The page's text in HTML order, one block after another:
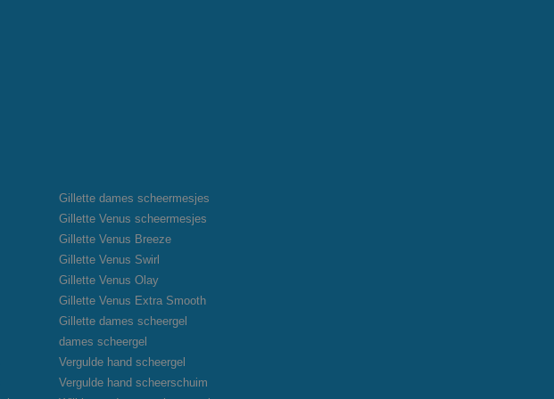
Gillette dames scheermesjes
Gillette Venus scheermesjes
Gillette Venus Breeze
Gillette Venus Swirl
Gillette Venus Olay
Gillette Venus Extra Smooth
Gillette dames scheergel
dames scheergel
Vergulde hand scheergel
Vergulde hand scheerschuim